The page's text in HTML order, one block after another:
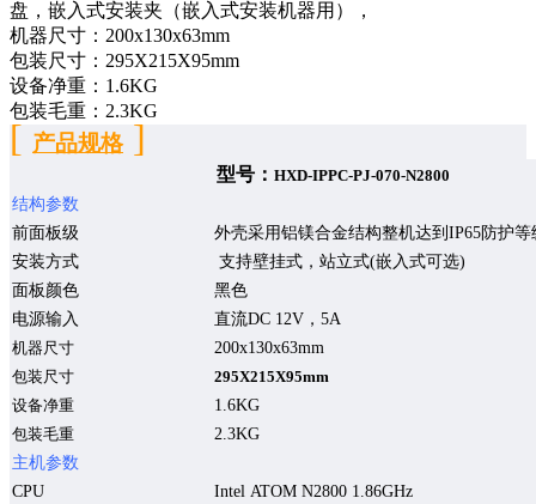
盘，嵌入式安装夹（嵌入式安装机器用），
机器尺寸：200x130x63mm
包装尺寸：295X215X95mm
设备净重：1.6KG
包装毛重：2.3KG
[ 产品规格 ]
型号： HXD-IPPC-PJ-070-N2800
结构参数
前面板级
外壳采用铝镁合金结构整机达到 IP65防护等
安装方式
支持壁挂式，站立式(嵌入式可选)
面板颜色
黑色
电源输入
直流DC 12V ， 5A
机器尺寸 200x130x63mm
包装尺寸
295X215X95mm
设备净重
1. 6KG
包装毛重 2. 3KG
主机参数
CPU
Intel ATOM N2800 1. 86GHz